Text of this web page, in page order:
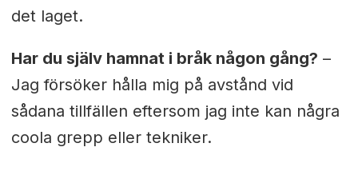
det laget.
Har du själv hamnat i bråk någon gång? –
Jag försöker hålla mig på avstånd vid
sådana tillfällen eftersom jag inte kan några
coola grepp eller tekniker.